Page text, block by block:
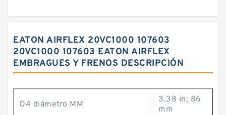
EATON AIRFLEX 20VC1000 107603
20VC1000 107603 EATON AIRFLEX
EMBRAGUES Y FRENOS DESCRIPCIÓN
O4 diámetro MM
3.38 in; 86
mm